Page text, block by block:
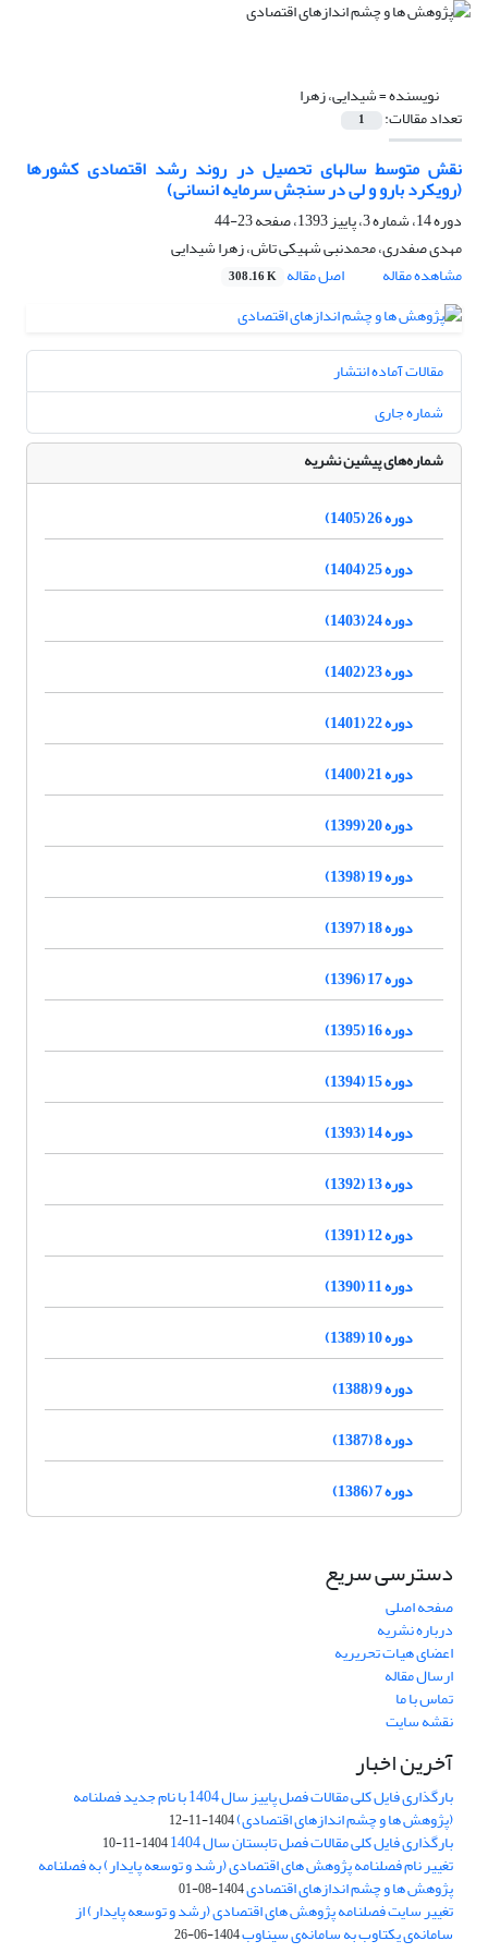
نویسنده =شیدایی، زهرا
تعداد مقالات: 1
نقش متوسط سالهای تحصیل در روند رشد اقتصادی کشورها
(رویکرد بارو و لی در سنجش سرمایه انسانی)
دوره 14، شماره 3، پاییز 1393، صفحه
23-44
مهدی صفدری، محمدنبی شهیکی تاش، زهرا شیدایی
مشاهده مقاله
اصل مقاله 308.16 K
مقالات آماده انتشار
شماره جاری
شماره‌های پیشین نشریه
دوره 26 (1405)
دوره 25 (1404)
دوره 24 (1403)
دوره 23 (1402)
دوره 22 (1401)
دوره 21 (1400)
دوره 20 (1399)
دوره 19 (1398)
دوره 18 (1397)
دوره 17 (1396)
دوره 16 (1395)
دوره 15 (1394)
دوره 14 (1393)
دوره 13 (1392)
دوره 12 (1391)
دوره 11 (1390)
دوره 10 (1389)
دوره 9 (1388)
دوره 8 (1387)
دوره 7 (1386)
دسترسی سریع
صفحه اصلی
درباره نشریه
اعضای هیات تحریریه
ارسال مقاله
تماس با ما
نقشه سایت
آخرین اخبار
بارگذاری فایل کلی مقالات فصل پاییز سال 1404 با نام جدید فصلنامه
(پژوهش ها و چشم اندازهای اقتصادی)1404-11-12
بارگذاری فایل کلی مقالات فصل تابستان سال 1404 1404-11-10
تغییر نام فصلنامه پژوهش های اقتصادی (رشد و توسعه پایدار) به فصلنامه
پژوهش ها و چشم اندازهای اقتصادی1404-08-01
تغییر سایت فصلنامه پژوهش های اقتصادی (رشد و توسعه پایدار) از
سامانه‌ی یکتاوب به سامانه‌ی سیناوب1404-06-26